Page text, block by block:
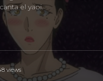
el yaoi.
views